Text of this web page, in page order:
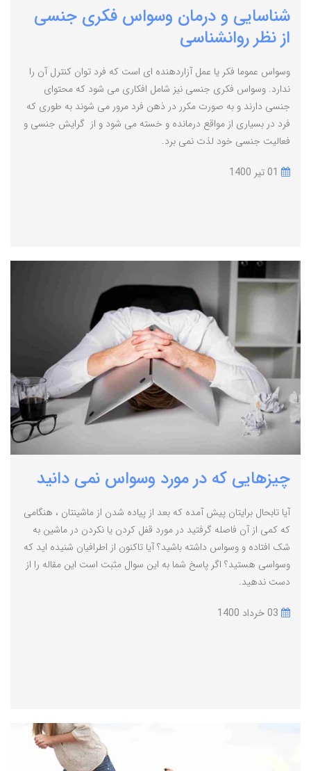
شناسایی و درمان وسواس فکری جنسی
از نظر روانشناسی
وسواس عموما فکر یا عمل آزاردهنده ای است که فرد توان کنترل آن را
ندارد. وسواس فکری جنسی نیز شامل افکاری می شود که محتوای
جنسی دارند و به صورت مکرر در ذهن فرد مرور می شوند به طوری که
فرد در بسیاری از مواقع درمانده و خسته می شود و از گرایش جنسی و
فعالیت جنسی خود لذت نمی برد.
چیزهایی که در مورد وسواس نمی دانید
آیا تابحال برایتان پیش آمده که بعد از پیاده شدن از ماشینتان ، هنگامی
که کمی از آن فاصله گرفتید در مورد قفل کردن یا نکردن در ماشین به
شک افتاده و وسواس داشته باشید؟ آیا تاکنون از اطرافیان شنیده اید که
وسواسی هستید؟ اگر پاسخ شما به این سوال مثبت است این مقاله را از
دست ندهید.